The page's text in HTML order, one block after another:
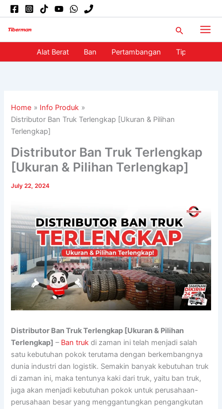
Skip
to
content
Search
Alat Berat Ban Pertambangan Tips
Home
Info Produk
Distributor Ban Truk Terlengkap [Ukuran & Pilihan
Terlengkap]
Distributor Ban Truk Terlengkap
[Ukuran & Pilihan Terlengkap]
July 22, 2024
Distributor Ban Truk Terlengkap [Ukuran & Pilihan
Terlengkap] – Ban truk di zaman ini telah menjadi salah
satu kebutuhan pokok terutama dengan berkembangnya
dunia industri dan logistik. Semakin banyak kebutuhan truk
di zaman ini, maka tentunya kaki dari truk, yaitu ban truk,
juga akan menjadi kebutuhan pokok untuk perusahaan-
perusahaan besar yang menggantungkan pengangkutan